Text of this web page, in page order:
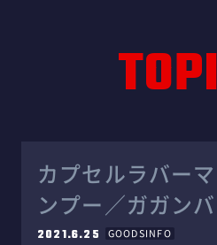
カプセルラバー
ンプー／ガガン
2021.6.25 GOODSINFO